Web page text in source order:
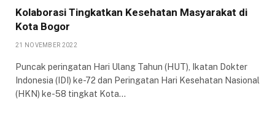
Kolaborasi Tingkatkan Kesehatan Masyarakat di
Kota Bogor
21 NOVEMBER 2022
Puncak peringatan Hari Ulang Tahun (HUT), Ikatan Dokter
Indonesia (IDI) ke-72 dan Peringatan Hari Kesehatan Nasional
(HKN) ke-58 tingkat Kota…